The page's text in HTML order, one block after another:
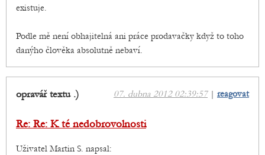
existuje.
Podle mě není obhajitelná ani práce prodavačky když to toho
danýho člověka absolutně nebaví.
07. dubna 2012 02:39:57| reagovat
opravář textu .)
Re: Re: K té nedobrovolnosti
Uživatel Martin S. napsal: